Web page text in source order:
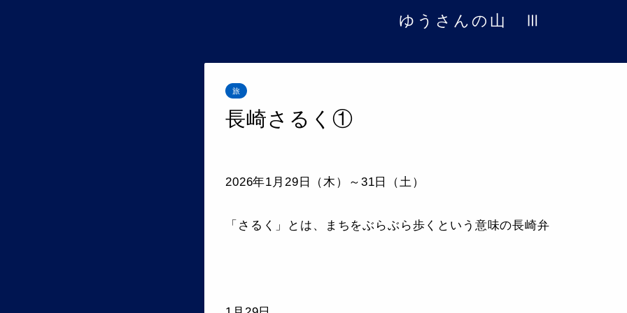
ゆうさんの山 Ⅲ
旅
長崎さるく①
2026年1月29日（木）～31日（土）
「さるく」とは、まちをぶらぶら歩くという意味の長崎弁